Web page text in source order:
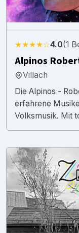
★★★★☆4.0(1
Alpinos
Villach
Die Alpinos -
erfahrene
Volksmusik. Mit